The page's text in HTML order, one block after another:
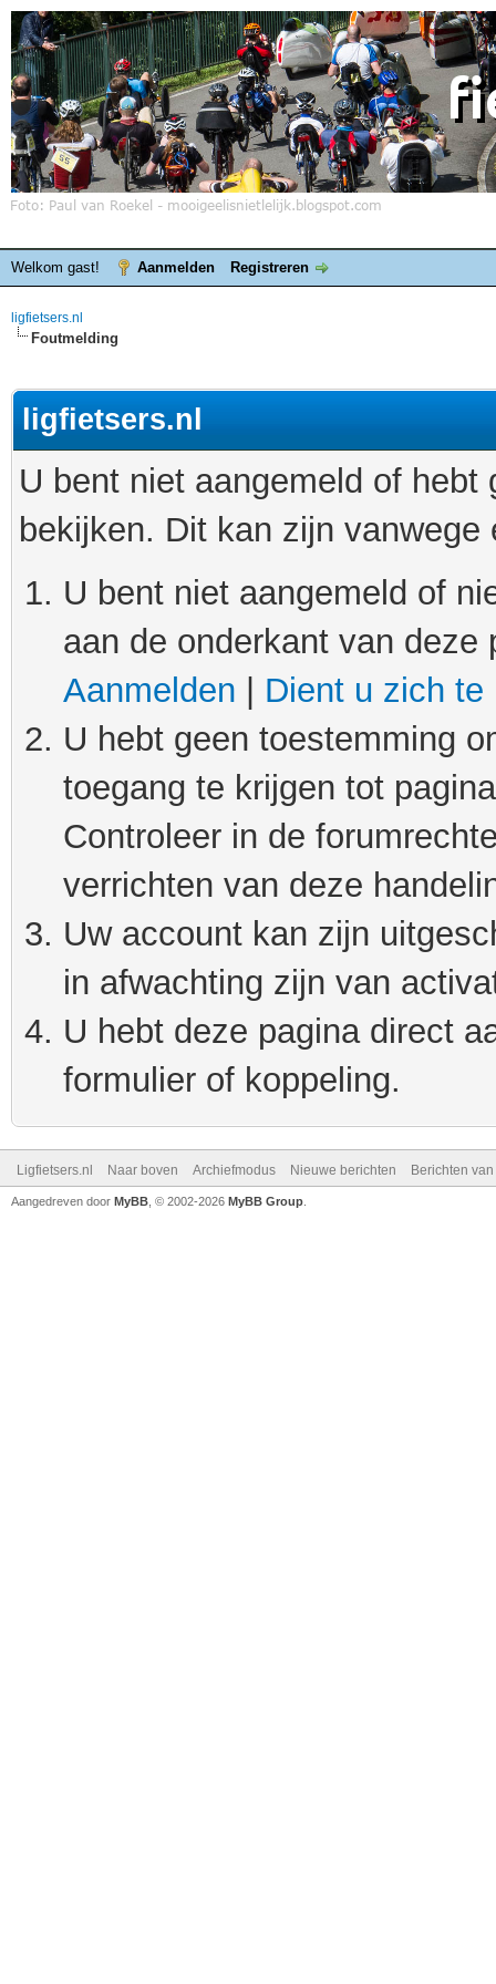
Welkom gast! Aanmelden Registreren
ligfietsers.nl
Foutmelding
ligfietsers.nl
U bent niet aangemeld of
bekijken. Dit kan zijn
U bent niet aangemeld of
aan de onderkant van
Aanmelden
Dient u zich te
U hebt geen toestemming
toegang te krijgen tot
Controleer in de
verrichten van deze
Uw account kan zijn
in afwachting zijn van
U hebt deze pagina direct
formulier of koppeling.
Ligfietsers.nl Naar boven Archiefmodus Nieuwe berichten Berichten
Aangedreven door MyBB , © 2002-2026 MyBB Group